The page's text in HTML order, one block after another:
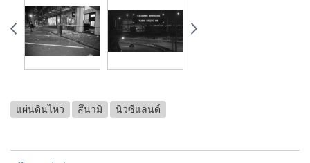
แผ่นดินไหว สึนามิ นิวซีแลนด์